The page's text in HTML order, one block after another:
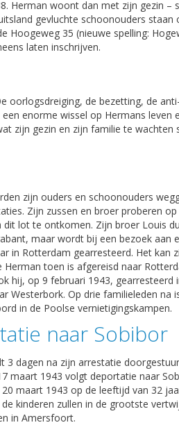
Herman woont dan met zijn gezin –
gevluchte schoonouders staan
Hoogeweg 35 (nieuwe spelling:
laten inschrijven.
oorlogsdreiging, de bezetting, de
enorme wissel op Hermans leven
zijn gezin en zijn familie te wachten
zijn ouders en schoonouders
Zijn zussen en broer proberen
dit lot te ontkomen. Zijn broer Louis
maar wordt bij een bezoek aan
in Rotterdam gearresteerd. Het kan
Herman toen is afgereisd naar
hij, op 9 februari 1943, gearresteerd
Westerbork. Op drie familieleden na
in de Poolse vernietigingskampen.
naar Sobibor
3 dagen na zijn arrestatie
maart 1943 volgt deportatie naar
maart 1943 op de leeftijd van 32
de kinderen zullen in de grootste
in Amersfoort.